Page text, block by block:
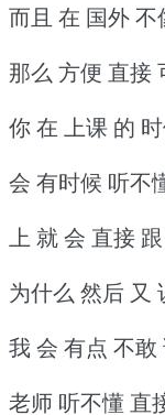
而且 在 国外 不
那么 方便 直接
你 在 上课 的
会 有时候 听不
上 就 会 直接
为什么 然后 又
我 会 有点 不
老师 听不懂 直